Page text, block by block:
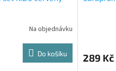
Na objednávku
Do košíku 289 Kč